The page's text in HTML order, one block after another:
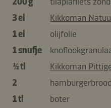
3 el
Kikkoman
1 el
olijfolie
1 snufje
½ tl
Kikkoman
2
1 tl
boter